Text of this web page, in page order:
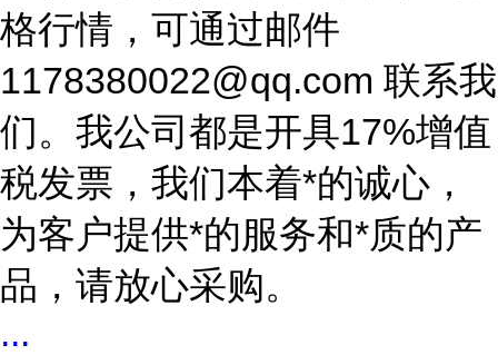
格行情，可通过邮件
1178380022@qq.com 联系我
们。我公司都是开具17%增值
税发票，我们本着*的诚心，
为客户提供*的服务和*质的产
品，请放心采购。
...